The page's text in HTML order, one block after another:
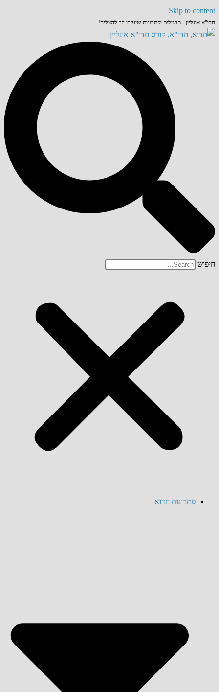
Skip to content
חדו"א אונליין - תרגילים ופתרונות שיעזרו לך להצליח!
חיפוש
פתרונות חדוא